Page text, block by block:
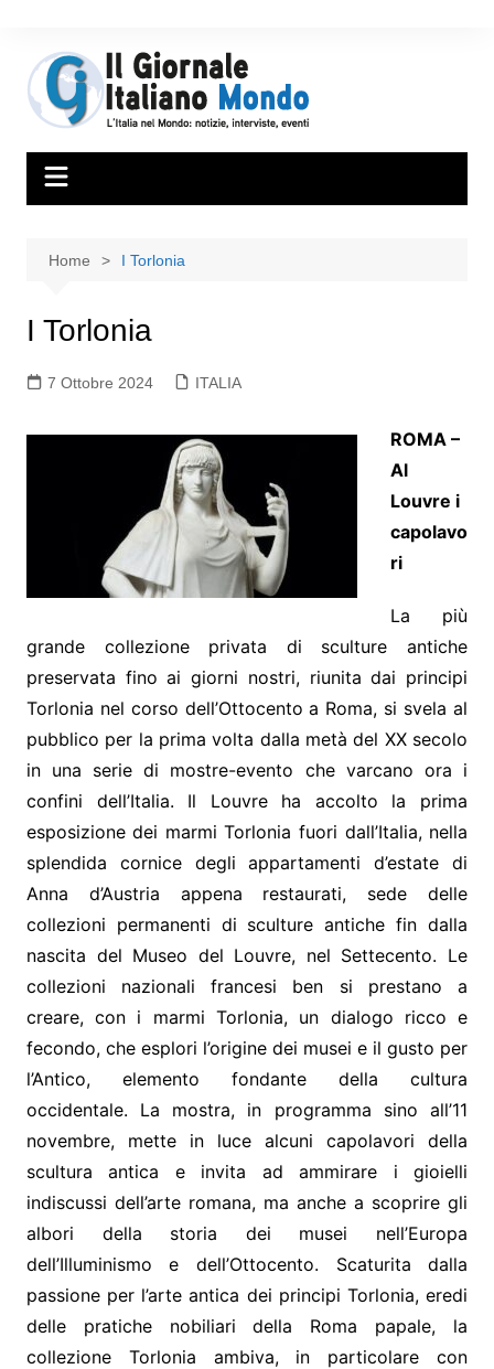
Home I Torlonia
I Torlonia
7 Ottobre 2024 ITALIA
ROMA –
Al
Louvre i
capolavo
ri
La più
grande collezione privata di sculture antiche
preservata fino ai giorni nostri, riunita dai principi
Torlonia nel corso dell’Ottocento a Roma, si svela al
pubblico per la prima volta dalla metà del XX secolo
in una serie di mostre-evento che varcano ora i
confini dell’Italia. Il Louvre ha accolto la prima
esposizione dei marmi Torlonia fuori dall’Italia, nella
splendida cornice degli appartamenti d’estate di
Anna d’Austria appena restaurati, sede delle
collezioni permanenti di sculture antiche fin dalla
nascita del Museo del Louvre, nel Settecento. Le
collezioni nazionali francesi ben si prestano a
creare, con i marmi Torlonia, un dialogo ricco e
fecondo, che esplori l’origine dei musei e il gusto per
l’Antico, elemento fondante della cultura
occidentale. La mostra, in programma sino all’11
novembre, mette in luce alcuni capolavori della
scultura antica e invita ad ammirare i gioielli
indiscussi dell’arte romana, ma anche a scoprire gli
albori della storia dei musei nell’Europa
dell’Illuminismo e dell’Ottocento. Scaturita dalla
passione per l’arte antica dei principi Torlonia, eredi
delle pratiche nobiliari della Roma papale, la
collezione Torlonia ambiva, in particolare con